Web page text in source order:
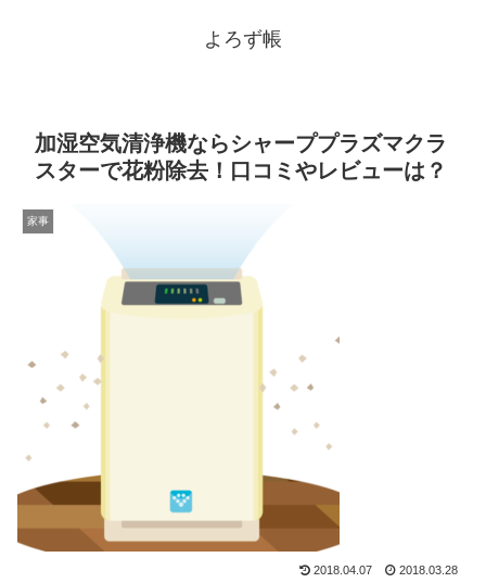
よろず帳
加湿空気清浄機ならシャーププラズマクラ
スターで花粉除去！口コミやレビューは？
家事
2018.04.07 2018.03.28